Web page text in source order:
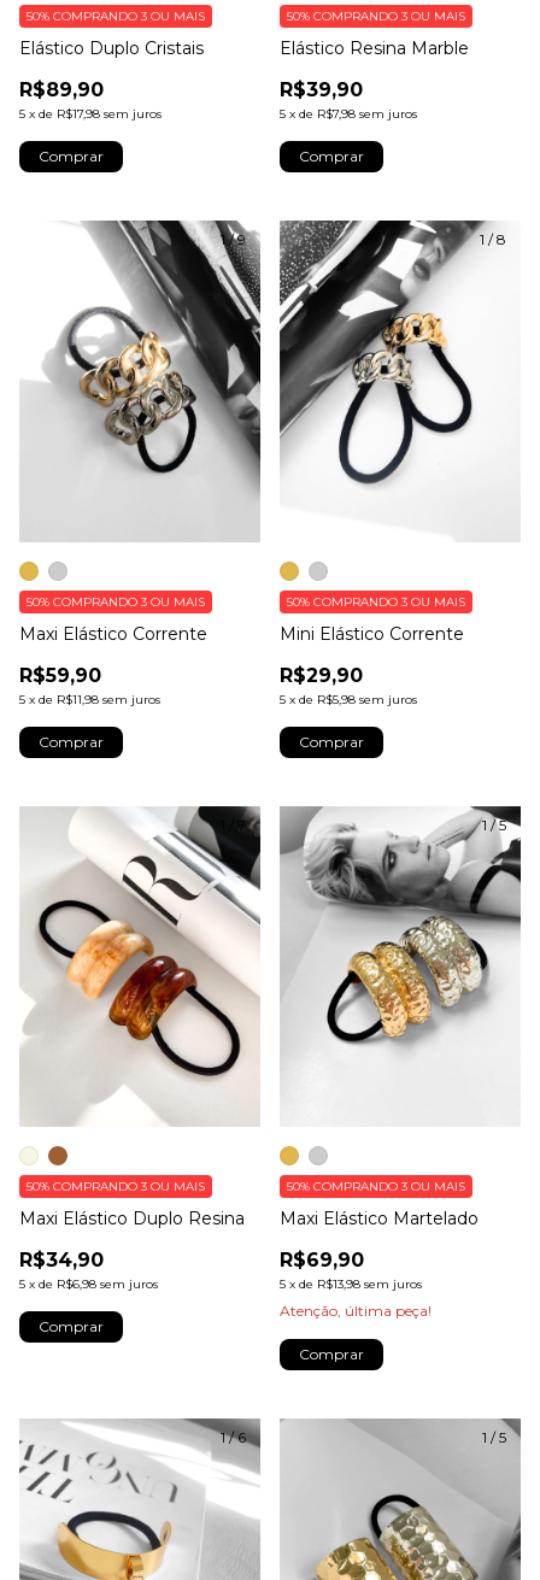
Elástico Duplo Cristais
R$89,90
5 x de R$17,98 sem juros
50% COMPRANDO 3 OU MAIS
Comprar
Elástico Resina Marble
R$39,90
5 x de R$7,98 sem juros
50% COMPRANDO 3 OU MAIS
Comprar
1/9
Maxi Elástico Corrente
R$59,90
5 x de R$11,98 sem juros
50% COMPRANDO 3 OU MAIS
Comprar
1 /8
Mini Elástico Corrente
R$29,90
5 x de R$5,98 sem juros
50% COMPRANDO 3 OU MAIS
Comprar
7
Maxi Elástico Duplo Resina
R$34,90
5 x de R$6,98 sem juros
50% COMPRANDO 3 OU MAIS
Comprar
1 /5
Maxi Elástico Martelado
R$69,90
5 x de R$13,98 sem juros
50% COMPRANDO 3 OU MAIS
Atenção, última peça!
Comprar
1/6 1 /5